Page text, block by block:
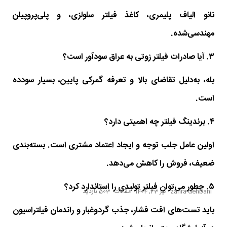
نانو الیاف پلیمری، کاغذ فیلتر سلولزی، و پلی‌پروپیلن
مهندسی‌شده.
۳. آیا صادرات فیلتر زوتی به عراق سودآور است؟
بله، به‌دلیل تقاضای بالا و تعرفه گمرکی پایین، بسیار سودده
است.
۴. برندینگ فیلتر چه اهمیتی دارد؟
اولین عامل جلب توجه و ایجاد اعتماد مشتری است. بسته‌بندی
ضعیف، فروش را کاهش می‌دهد.
۵. چطور می‌توان فیلتر تولیدی را استاندارد کرد؟
باید تست‌های افت فشار، جذب گردوغبار و راندمان فیلتراسیون
zahra dehbani تیر 23, 1404 مقالات 503 بازدید